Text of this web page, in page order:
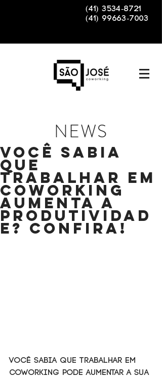
(41) 3534-8721
(41) 99663-7003
NEWS
Você sabia
que
trabalhar em
Coworking
aumenta a
produtividad
e? Confira!
Você sabia que trabalhar em
Coworking pode aumentar a sua